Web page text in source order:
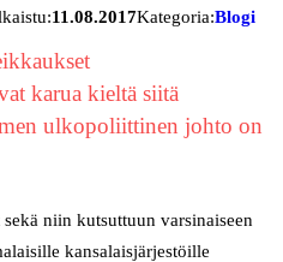
11.08.2017Kategoria:Blogi
karua kieltä siitä
ulkopoliittinen johto on
niin kutsuttuun varsinaiseen
kansalaisjärjestöille